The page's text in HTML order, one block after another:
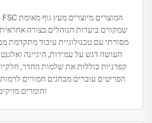
מסורתי עם טכנולוגיית עיבוד מתקדמת
העושה דגש על עמידות, היגיינה
קפדניות כוללות את שלמות החדר,
הפריטים עוברים מבחנים חמורים
וחומרים